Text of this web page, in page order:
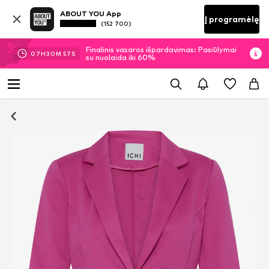
ABOUT YOU App
(152 700) Į programėlę
07H30M 56 S
Finalinis vasaros išpardavimas: Pasiūlymai
su nuolaida iki 60%